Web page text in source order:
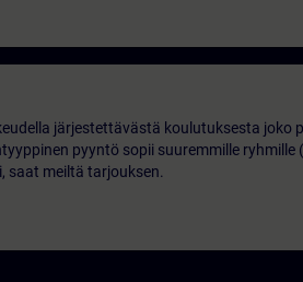
järjestettävästä koulutuksesta joko
pyyntö sopii suuremmille ryhmille
saat meiltä tarjouksen.